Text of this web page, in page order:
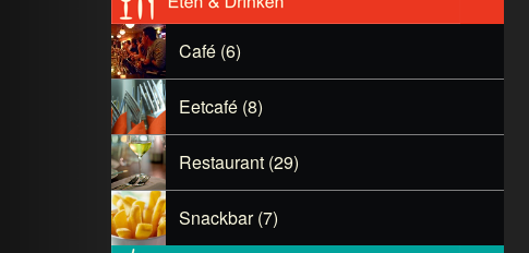
Café (6)
Eetcafé (8)
Restaurant (29)
Snackbar (7)